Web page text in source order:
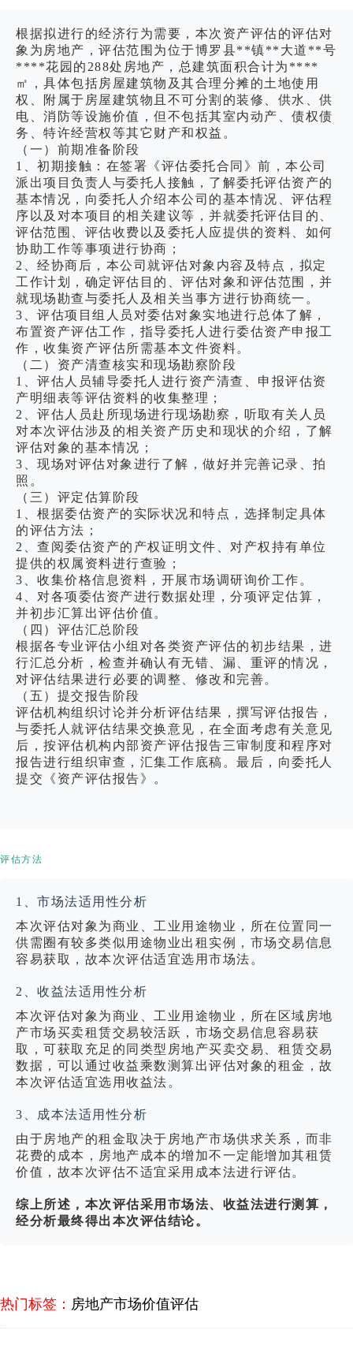
根据拟进行的经济行为需要，本次资产评估的评估对
象为房地产，评估范围为位于博罗县**镇**大道**号
****花园的288处房地产，总建筑面积合计为****
㎡，具体包括房屋建筑物及其合理分摊的土地使用
权、附属于房屋建筑物且不可分割的装修、供水、供
电、消防等设施价值，但不包括其室内动产、债权债
务、特许经营权等其它财产和权益。
（一）前期准备阶段
1、初期接触：在签署《评估委托合同》前，本公司
派出项目负责人与委托人接触，了解委托评估资产的
基本情况，向委托人介绍本公司的基本情况、评估程
序以及对本项目的相关建议等，并就委托评估目的、
评估范围、评估收费以及委托人应提供的资料、如何
协助工作等事项进行协商；
2、经协商后，本公司就评估对象内容及特点，拟定
工作计划，确定评估目的、评估对象和评估范围，并
就现场勘查与委托人及相关当事方进行协商统一。
3、评估项目组人员对委估对象实地进行总体了解，
布置资产评估工作，指导委托人进行委估资产申报工
作，收集资产评估所需基本文件资料。
（二）资产清查核实和现场勘察阶段
1、评估人员辅导委托人进行资产清查、申报评估资
产明细表等评估资料的收集整理；
2、评估人员赴所现场进行现场勘察，听取有关人员
对本次评估涉及的相关资产历史和现状的介绍，了解
评估对象的基本情况；
3、现场对评估对象进行了解，做好并完善记录、拍
照。
（三）评定估算阶段
1、根据委估资产的实际状况和特点，选择制定具体
的评估方法；
2、查阅委估资产的产权证明文件、对产权持有单位
提供的权属资料进行查验；
3、收集价格信息资料，开展市场调研询价工作。
4、对各项委估资产进行数据处理，分项评定估算，
并初步汇算出评估价值。
（四）评估汇总阶段
根据各专业评估小组对各类资产评估的初步结果，进
行汇总分析，检查并确认有无错、漏、重评的情况，
对评估结果进行必要的调整、修改和完善。
（五）提交报告阶段
评估机构组织讨论并分析评估结果，撰写评估报告，
与委托人就评估结果交换意见，在全面考虑有关意见
后，按评估机构内部资产评估报告三审制度和程序对
报告进行组织审查，汇集工作底稿。最后，向委托人
提交《资产评估报告》。
评估方法
1、市场法适用性分析
本次评估对象为商业、工业用途物业，所在位置同一
供需圈有较多类似用途物业出租实例，市场交易信息
容易获取，故本次评估适宜选用市场法。
2、收益法适用性分析
本次评估对象为商业、工业用途物业，所在区域房地
产市场买卖租赁交易较活跃，市场交易信息容易获
取，可获取充足的同类型房地产买卖交易、租赁交易
数据，可以通过收益乘数测算出评估对象的租金，故
本次评估适宜选用收益法。
3、成本法适用性分析
由于房地产的租金取决于房地产市场供求关系，而非
花费的成本，房地产成本的增加不一定能增加其租赁
价值，故本次评估不适宜采用成本法进行评估。
综上所述，本次评估采用市场法、收益法进行测算，
经分析最终得出本次评估结论。
热门标签： 房地产市场价值评估